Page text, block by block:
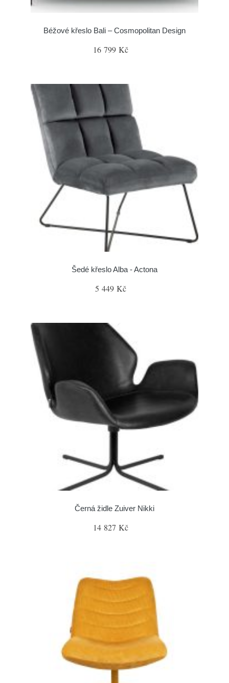
Béžové křeslo Bali – Cosmopolitan Design
16 799 Kč
Šedé křeslo Alba - Actona
5 449 Kč
Černá židle Zuiver Nikki
14 827 Kč